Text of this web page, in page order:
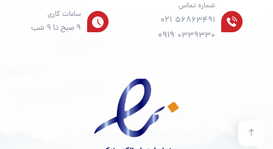
شماره تماس
021 56863491
0919 0339330
ساعات کاری
9 صبح تا 9 شب